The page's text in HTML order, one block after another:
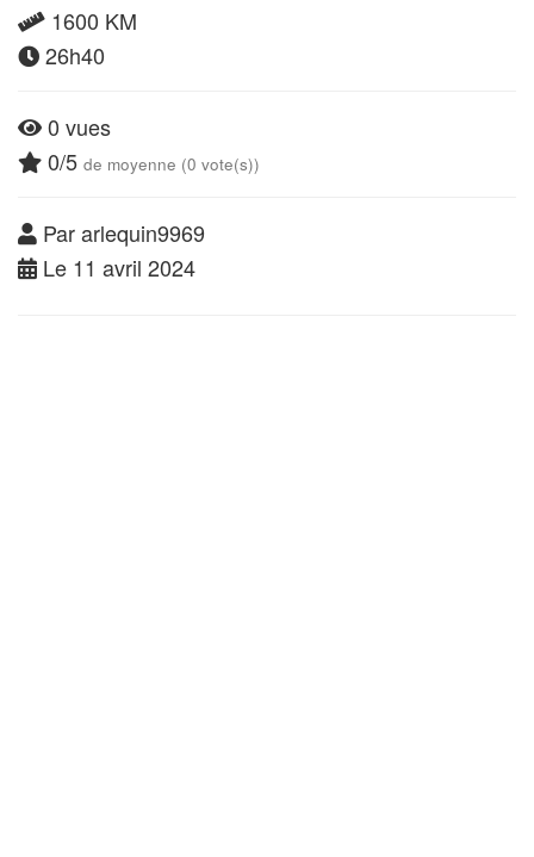
1600 KM
26h40
0 vues
0/5 de moyenne (0 vote(s))
Par arlequin9969
Le 11 avril 2024